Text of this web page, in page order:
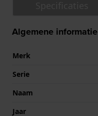
Algemene informatie
Merk
Serie
Naam
Jaar